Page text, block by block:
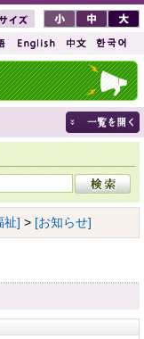
祉] > [お知らせ]